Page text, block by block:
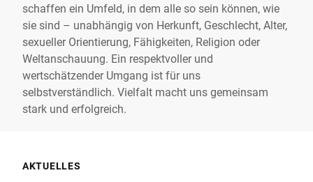
schaffen ein Umfeld, in dem alle so sein können, wie
sie sind – unabhängig von Herkunft, Geschlecht, Alter,
sexueller Orientierung, Fähigkeiten, Religion oder
Weltanschauung. Ein respektvoller und
wertschätzender Umgang ist für uns
selbstverständlich. Vielfalt macht uns gemeinsam
stark und erfolgreich.
AKTUELLES